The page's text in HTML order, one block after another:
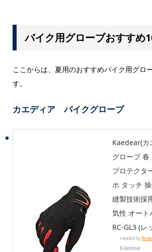
バイク用グローブおすすめ
ここからは、夏用のおすすめバイク用グロ
す。
カエディア バイクグローブ
Kaedear(カ
グローブ 春
プロテクタ
ホ タッチ
縫製技術採
気性 オート
RC-GL3 (レ
created by
Kaedear